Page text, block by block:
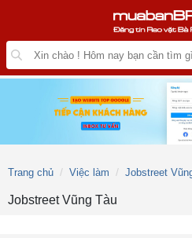
Trang chủ Việc làm Jobstreet
Jobstreet Vũng Tàu